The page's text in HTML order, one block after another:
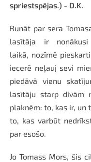
spriestspējas.) - D.K.
Runāt par sera
lasītāja ir
laikā, nozīmē
iecerē neļauj sevi
piedāvā vienu
lasītāju starp divām
plaknēm: to, kas ir,
to, kas varbūt
par esošo.
Jo Tomass Mors, šis